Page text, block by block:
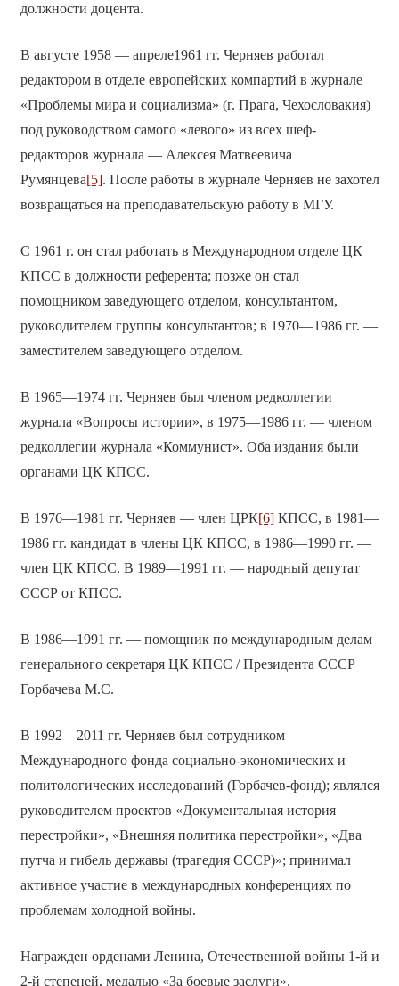
должности доцента.
В августе 1958 — апреле1961 гг. Черняев работал
редактором в отделе европейских компартий в журнале
«Проблемы мира и социализма» (г. Прага, Чехословакия)
под руководством самого «левого» из всех шеф-
редакторов журнала — Алексея Матвеевича
Румянцева[5]. После работы в журнале Черняев не захотел
возвращаться на преподавательскую работу в МГУ.
С 1961 г. он стал работать в Международном отделе ЦК
КПСС в должности референта; позже он стал
помощником заведующего отделом, консультантом,
руководителем группы консультантов; в 1970—1986 гг. —
заместителем заведующего отделом.
В 1965—1974 гг. Черняев был членом редколлегии
журнала «Вопросы истории», в 1975—1986 гг. — членом
редколлегии журнала «Коммунист». Оба издания были
органами ЦК КПСС.
В 1976—1981 гг. Черняев — член ЦРК[6]КПСС, в 1981—
1986 гг. кандидат в члены ЦК КПСС, в 1986—1990 гг. —
член ЦК КПСС. В 1989—1991 гг. — народный депутат
СССР от КПСС.
В 1986—1991 гг. — помощник по международным делам
генерального секретаря ЦК КПСС / Президента СССР
Горбачева М.С.
В 1992—2011 гг. Черняев был сотрудником
Международного фонда социально-экономических и
политологических исследований (Горбачев-фонд); являлся
руководителем проектов «Документальная история
перестройки», «Внешняя политика перестройки», «Два
путча и гибель державы (трагедия СССР)»; принимал
активное участие в международных конференциях по
проблемам холодной войны.
Награжден орденами Ленина, Отечественной войны 1-й и
2-й степеней, медалью «За боевые заслуги».